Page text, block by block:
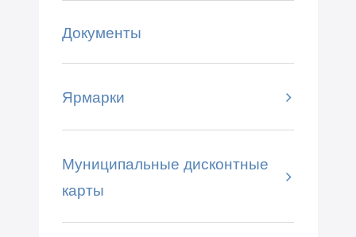
Документы
Ярмарки
Муниципальные дисконтные
карты